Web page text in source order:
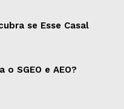
se Esse Casal
SGEO e AEO?